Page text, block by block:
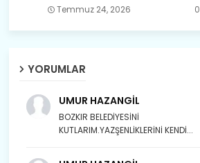
Temmuz 24, 2026 0
YORUMLAR
UMUR HAZANGİL
BOZKIR BELEDİYESİNİ
KUTLARIM.YAZŞENLİKLERİNİ KENDİ...